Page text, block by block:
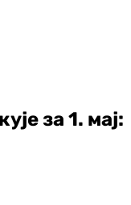
за 1. мај: